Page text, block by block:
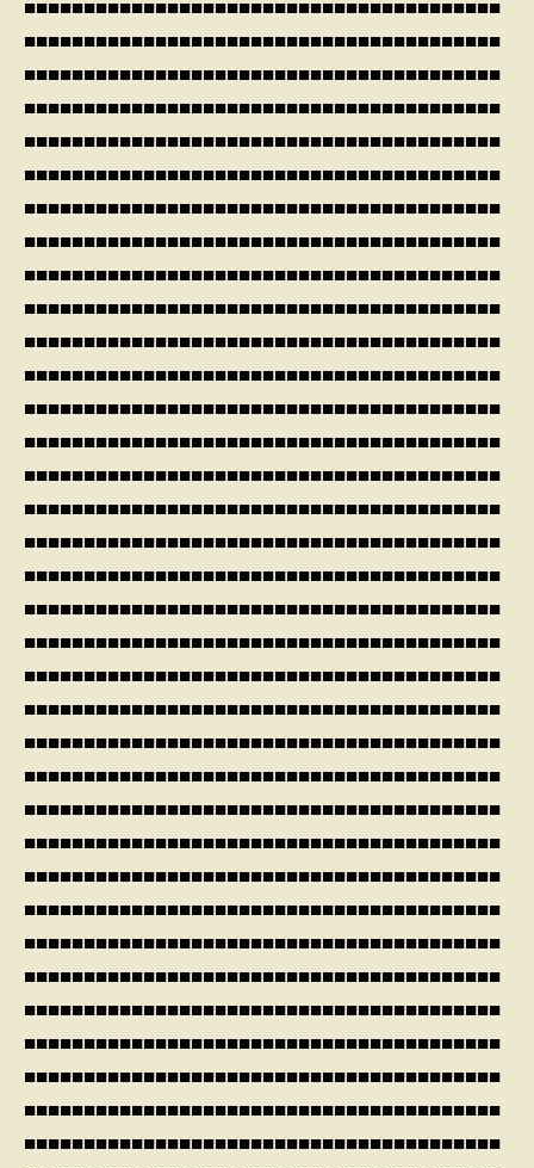
■■■■■■■■■■■■■■■■■■■■■■■■■■■■■■■■■■■■■■■■
■■■■■■■■■■■■■■■■■■■■■■■■■■■■■■■■■■■■■■■■
■■■■■■■■■■■■■■■■■■■■■■■■■■■■■■■■■■■■■■■■
■■■■■■■■■■■■■■■■■■■■■■■■■■■■■■■■■■■■■■■■
■■■■■■■■■■■■■■■■■■■■■■■■■■■■■■■■■■■■■■■■
■■■■■■■■■■■■■■■■■■■■■■■■■■■■■■■■■■■■■■■■
■■■■■■■■■■■■■■■■■■■■■■■■■■■■■■■■■■■■■■■■
■■■■■■■■■■■■■■■■■■■■■■■■■■■■■■■■■■■■■■■■
■■■■■■■■■■■■■■■■■■■■■■■■■■■■■■■■■■■■■■■■
■■■■■■■■■■■■■■■■■■■■■■■■■■■■■■■■■■■■■■■■
■■■■■■■■■■■■■■■■■■■■■■■■■■■■■■■■■■■■■■■■
■■■■■■■■■■■■■■■■■■■■■■■■■■■■■■■■■■■■■■■■
■■■■■■■■■■■■■■■■■■■■■■■■■■■■■■■■■■■■■■■■
■■■■■■■■■■■■■■■■■■■■■■■■■■■■■■■■■■■■■■■■
■■■■■■■■■■■■■■■■■■■■■■■■■■■■■■■■■■■■■■■■
■■■■■■■■■■■■■■■■■■■■■■■■■■■■■■■■■■■■■■■■
■■■■■■■■■■■■■■■■■■■■■■■■■■■■■■■■■■■■■■■■
■■■■■■■■■■■■■■■■■■■■■■■■■■■■■■■■■■■■■■■■
■■■■■■■■■■■■■■■■■■■■■■■■■■■■■■■■■■■■■■■■
■■■■■■■■■■■■■■■■■■■■■■■■■■■■■■■■■■■■■■■■
■■■■■■■■■■■■■■■■■■■■■■■■■■■■■■■■■■■■■■■■
■■■■■■■■■■■■■■■■■■■■■■■■■■■■■■■■■■■■■■■■
■■■■■■■■■■■■■■■■■■■■■■■■■■■■■■■■■■■■■■■■
■■■■■■■■■■■■■■■■■■■■■■■■■■■■■■■■■■■■■■■■
■■■■■■■■■■■■■■■■■■■■■■■■■■■■■■■■■■■■■■■■
■■■■■■■■■■■■■■■■■■■■■■■■■■■■■■■■■■■■■■■■
■■■■■■■■■■■■■■■■■■■■■■■■■■■■■■■■■■■■■■■■
■■■■■■■■■■■■■■■■■■■■■■■■■■■■■■■■■■■■■■■■
■■■■■■■■■■■■■■■■■■■■■■■■■■■■■■■■■■■■■■■■
■■■■■■■■■■■■■■■■■■■■■■■■■■■■■■■■■■■■■■■■
■■■■■■■■■■■■■■■■■■■■■■■■■■■■■■■■■■■■■■■■
■■■■■■■■■■■■■■■■■■■■■■■■■■■■■■■■■■■■■■■■
■■■■■■■■■■■■■■■■■■■■■■■■■■■■■■■■■■■■■■■■
■■■■■■■■■■■■■■■■■■■■■■■■■■■■■■■■■■■■■■■■
■■■■■■■■■■■■■■■■■■■■■■■■■■■■■■■■■■■■■■■■